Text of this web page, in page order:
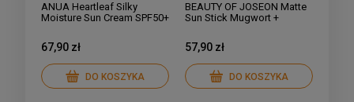
ANUA Heartleaf Silky
Moisture Sun Cream SPF50+
67,90 zł
DO KOSZYKA
BEAUTY OF JOSEON Matte
Sun Stick Mugwort +
Matowy sztyft
przeciwsłoneczny 18g
57,90 zł
DO KOSZYKA